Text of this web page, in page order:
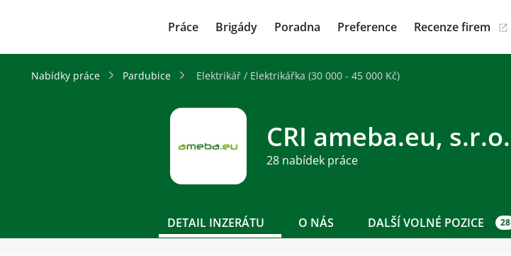
Práce Brigády Poradna Preference Recenze firem
Nabídky práce Pardubice Elektrikář / Elektrikářka (30 000 - 45 000 Kč)
CRI ameba.eu, s.r.o.
28 nabídek práce
DETAIL INZERÁTU O NÁS DALŠÍ VOLNÉ POZICE 28